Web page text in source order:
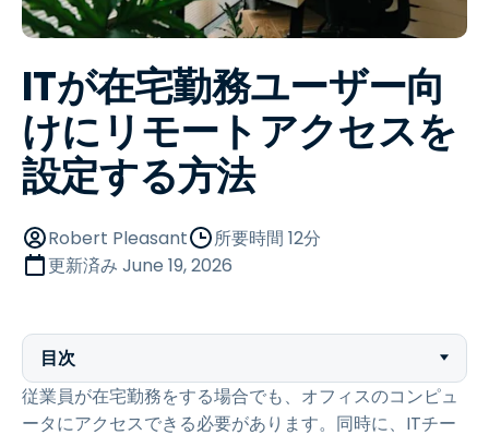
ITが在宅勤務ユーザー向
けにリモートアクセスを
設定する方法
Robert Pleasant
所要時間 12分
更新済み June 19, 2026
目次
従業員が在宅勤務をする場合でも、オフィスのコンピュ
ータにアクセスできる必要があります。同時に、ITチー